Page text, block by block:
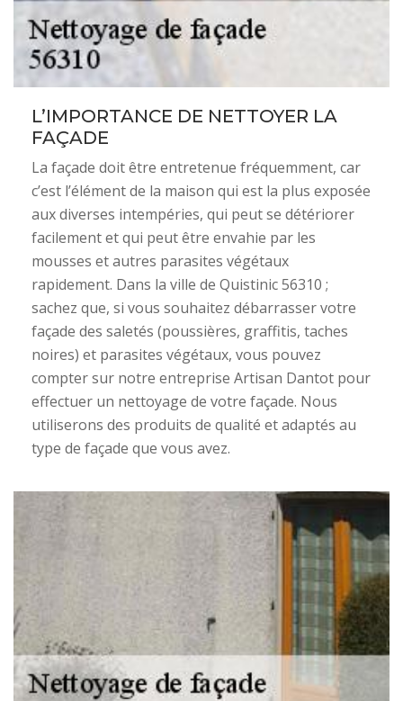
L’IMPORTANCE DE NETTOYER LA
FAÇADE
La façade doit être entretenue fréquemment, car
c’est l’élément de la maison qui est la plus exposée
aux diverses intempéries, qui peut se détériorer
facilement et qui peut être envahie par les
mousses et autres parasites végétaux
rapidement. Dans la ville de Quistinic 56310 ;
sachez que, si vous souhaitez débarrasser votre
façade des saletés (poussières, graffitis, taches
noires) et parasites végétaux, vous pouvez
compter sur notre entreprise Artisan Dantot pour
effectuer un nettoyage de votre façade. Nous
utiliserons des produits de qualité et adaptés au
type de façade que vous avez.